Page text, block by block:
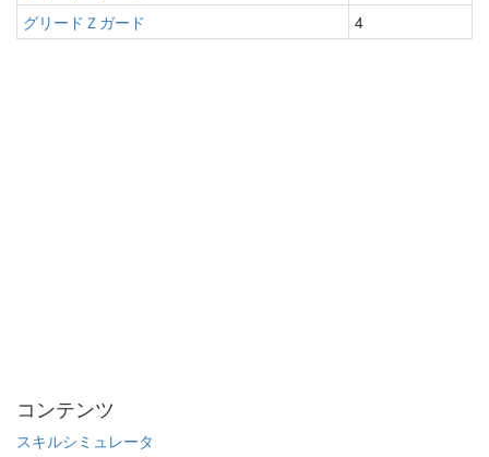
グリードＺガード
4
コンテンツ
スキルシミュレータ